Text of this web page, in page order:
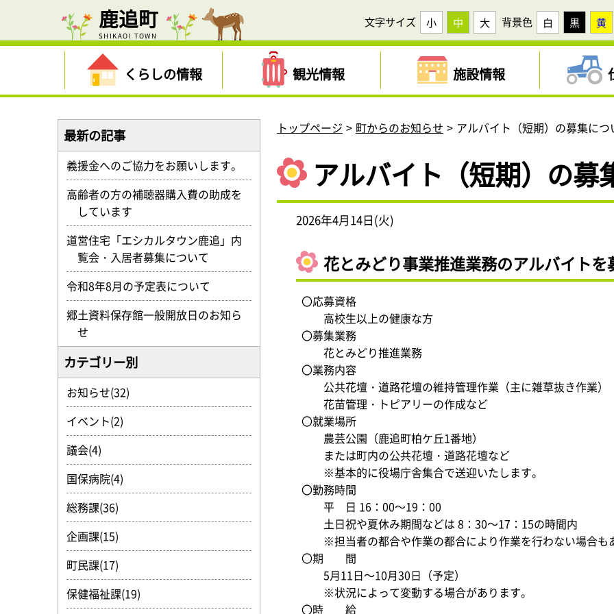
鹿追町
SHIKAOI TOWN
文字サイズ 小 中 大 背景色 白 黒 黄
くらしの情報 観光情報 施設情報
トップページ 町からのお知らせ アルバイト（短期）の募集につ
アルバイト（短期）の募
2026年4月14日(火)
花とみどり事業推進業務のアルバイトを
〇応募資格
高校生以上の健康な方
〇募集業務
花とみどり推進業務
〇業務内容
公共花壇・道路花壇の維持管理作業（主に雑草抜き作業）
花苗管理・トピアリーの作成など
〇就業場所
農芸公園（鹿追町柏ケ丘1番地）
または町内の公共花壇・道路花壇など
※基本的に役場庁舎集合で送迎いたします。
〇勤務時間
平 日 16：00～19：00
土日祝や夏休み期間などは 8：30～17：15の時間内
※担当者の都合や作業の都合により作業を行わない場合も
〇期 間
5月11日～10月30日（予定）
※状況によって変動する場合があります。
〇時 給
最新の記事
義援金へのご協力をお願いします。
高齢者の方の補聴器購入費の助成を
しています
道営住宅「エシカルタウン鹿追」内
覧会・入居者募集について
令和8年8月の予定表について
郷土資料保存館一般開放日のお知ら
せ
カテゴリー別
お知らせ(32)
イベント(2)
議会(4)
国保病院(4)
総務課(36)
企画課(15)
町民課(17)
保健福祉課(19)